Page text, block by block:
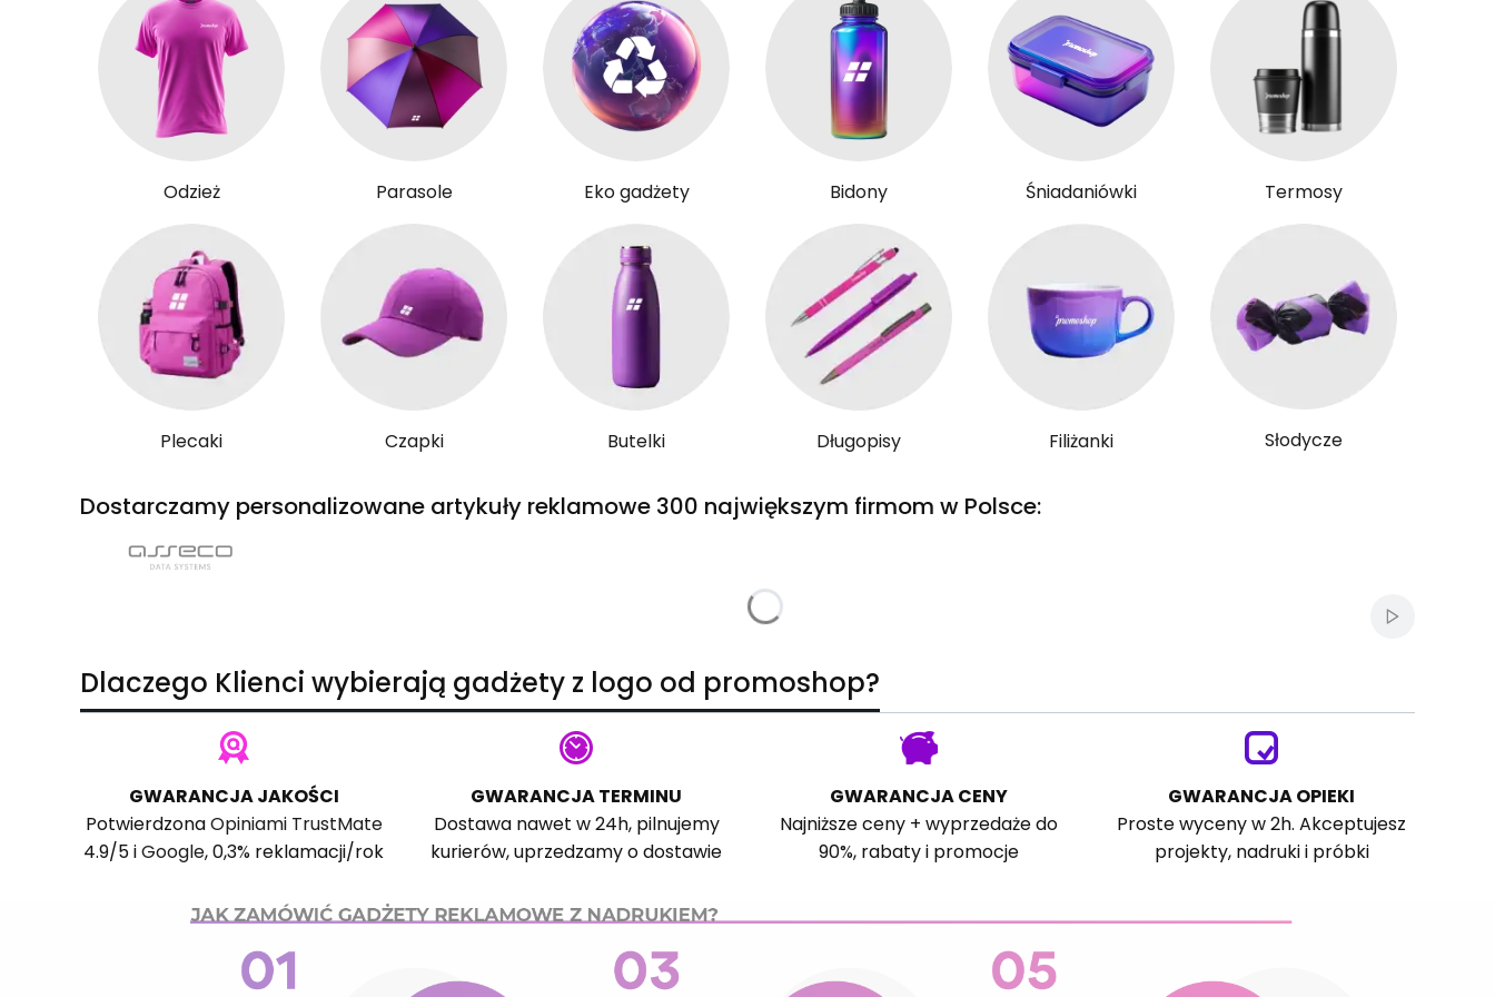
Odzież Parasole Eko gadżety Bidony Śniadaniówki Termosy
Plecaki Czapki Butelki Długopisy Filiżanki Słodycze
Dostarczamy personalizowane artykuły reklamowe 300 największym firmom w Polsce:
Włącz
Dlaczego Klienci wybierają gadżety z logo od promoshop?
GWARANCJA JAKOŚCI
PotwierdzonaOpiniami TrustMate
4.9/5 iGoogle, 0,3% reklamacji/rok
GWARANCJA TERMINU
Dostawa nawet w 24h, pilnujemy
kurierów, uprzedzamy o dostawie
GWARANCJA CENY
Najniższe ceny + wyprzedaże do
90%, rabaty i promocje
GWARANCJA OPIEKI
Proste wyceny w 2h. Akceptujesz
projekty, nadruki i próbki